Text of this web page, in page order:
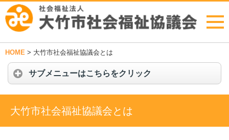
HOME > 大竹市社会福祉協議会とは
サブメニューはこちらをクリック
大竹市社会福祉協議会とは